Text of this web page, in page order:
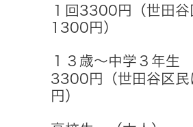
１回3300円（世田谷
1300円）
１３歳～中学３年生
3300円（世田谷区
円）